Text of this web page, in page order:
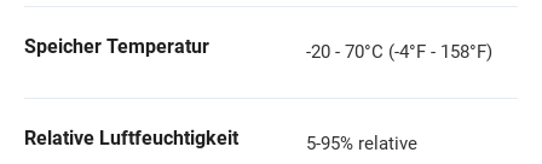
Speicher Temperatur -20 - 70°C (-4°F - 158°F)
Relative Luftfeuchtigkeit
5-95% relative